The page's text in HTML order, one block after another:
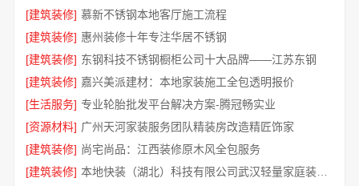
[建筑装修] 慕新不锈钢本地客厅施工流程
[建筑装修] 惠州装修十年专注华居不锈钢
[建筑装修] 东钢科技不锈钢橱柜公司十大品牌——江苏东钢
[建筑装修] 嘉兴美派建材：本地家装施工全包透明报价
[生活服务] 专业轮胎批发平台解决方案-腾冠畅实业
[资源材料] 广州天河家装服务团队精装房改造精匠饰家
[建筑装修] 尚宅尚品：江西装修原木风全包服务
[建筑装修]
本地快装（湖北）科技有限公司武汉轻量家庭装修新房